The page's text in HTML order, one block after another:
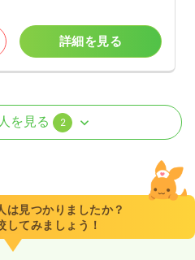
詳細を見る
）
以上可
を見る 2
は見つかりましたか？
してみましょう！